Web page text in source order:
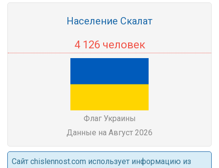
Население Скалат
4 126 человек
Флаг Украины
Данные на Август 2026
Cайт chislennost.com использует информацию из